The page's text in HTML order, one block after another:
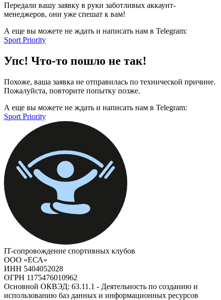
Передали вашу заявку в руки заботливых аккаунт-
менеджеров, они уже спешат к вам!
А еще вы можете не ждать и написать нам в Telegram:
Sport Priority
Упс! Что-то пошло не так!
Похоже, ваша заявка не отправилась по технической причине.
Пожалуйста, повторите попытку позже.
А еще вы можете не ждать и написать нам в Telegram:
Sport Priority
IT-сопровождение спортивных клубов
ООО «ЕСА»
ИНН 5404052028
ОГРН 1175476010962
Основной ОКВЭД: 63.11.1 - Деятельность по созданию и
использованию баз данных и информационных ресурсов